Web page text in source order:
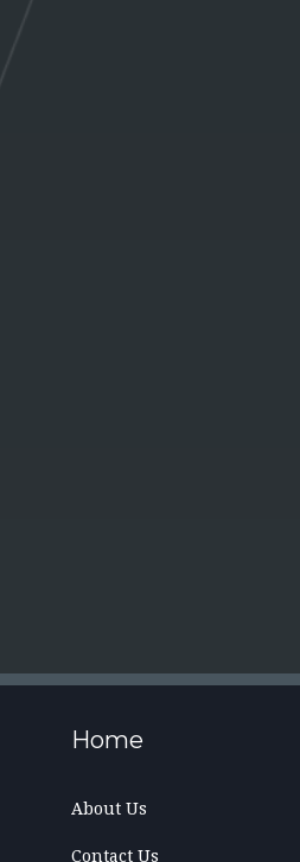
Home
About Us
Contact Us